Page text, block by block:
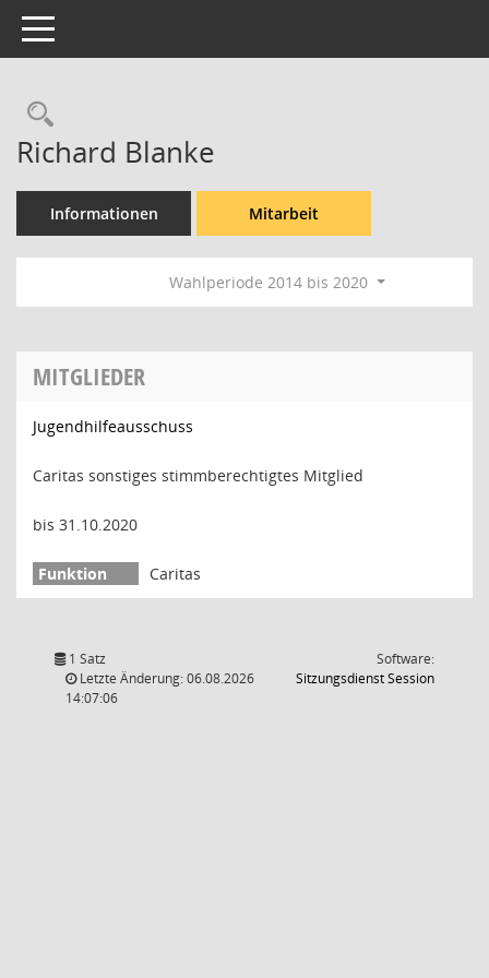
Toggle navigation
Rechercheauswahl
Richard Blanke
Informationen Mitarbeit
Wahlperiode 2014 bis 2020
MITGLIEDER
Jugendhilfeausschuss
Caritas sonstiges stimmberechtigtes Mitglied
bis 31.10.2020
Caritas
1 Satz
Letzte Änderung: 06.08.2026
14:07:06
Software:
SitzungsdienstSession(Wird in